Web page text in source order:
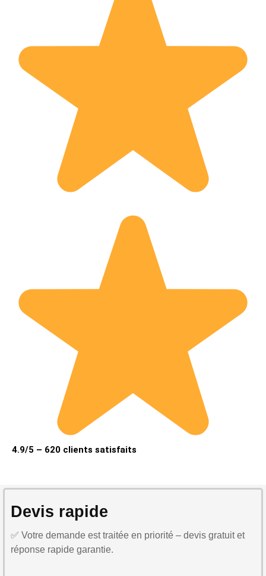
4.9/5 – 620 clients satisfaits
Devis rapide
✅ Votre demande est traitée en priorité – devis gratuit et
réponse rapide garantie.